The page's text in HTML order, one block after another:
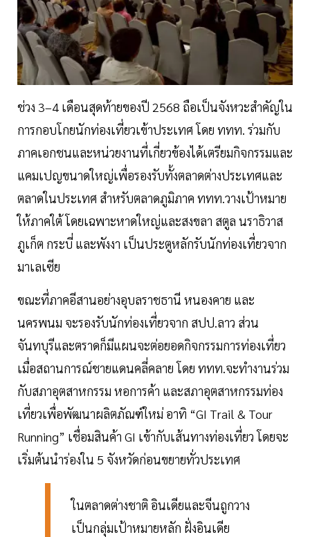
ช่วง 3–4 เดือนสุดท้ายของปี 2568 ถือเป็นจังหวะสำคัญใน
การกอบโกยนักท่องเที่ยวเข้าประเทศ โดย ททท. ร่วมกับ
ภาคเอกชนและหน่วยงานที่เกี่ยวข้องได้เตรียมกิจกรรมและ
แคมเปญขนาดใหญ่เพื่อรองรับทั้งตลาดต่างประเทศและ
ตลาดในประเทศ สำหรับตลาดภูมิภาค ททท.วางเป้าหมาย
ให้ภาคใต้ โดยเฉพาะหาดใหญ่และสงขลา สตูล นราธิวาส
ภูเก็ต กระบี่ และพังงา เป็นประตูหลักรับนักท่องเที่ยวจาก
มาเลเซีย
ขณะที่ภาคอีสานอย่างอุบลราชธานี หนองคาย และ
นครพนม จะรองรับนักท่องเที่ยวจาก สปป.ลาว ส่วน
จันทบุรีและตราดก็มีแผนจะต่อยอดกิจกรรมการท่องเที่ยว
เมื่อสถานการณ์ชายแดนคลี่คลาย โดย ททท.จะทำงานร่วม
กับสภาอุตสาหกรรม หอการค้า และสภาอุตสาหกรรมท่อง
เที่ยวเพื่อพัฒนาผลิตภัณฑ์ใหม่ อาทิ “GI Trail & Tour
Running” เชื่อมสินค้า GI เข้ากับเส้นทางท่องเที่ยว โดยจะ
เริ่มต้นนำร่องใน 5 จังหวัดก่อนขยายทั่วประเทศ
ในตลาดต่างชาติ อินเดียและจีนถูกวาง
เป็นกลุ่มเป้าหมายหลัก ฝั่งอินเดีย